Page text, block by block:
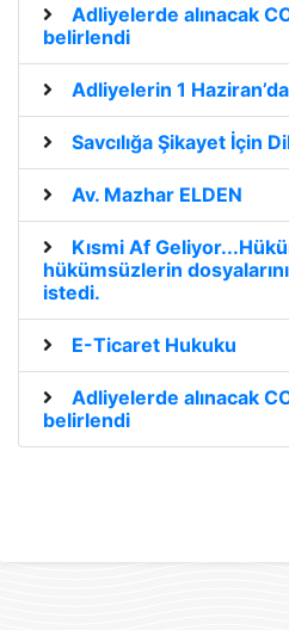
Adliyelerde alınacak
belirlendi
Adliyelerin 1
Savcılığa Şikayet İçin
Av. Mazhar ELDEN
Kısmi Af
hükümsüzlerin
istedi.
E-Ticaret Hukuku
Adliyelerde alınacak
belirlendi